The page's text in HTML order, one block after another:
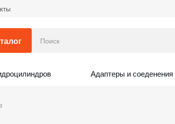
Адаптеры и соеденения